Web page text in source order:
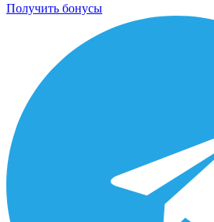
Получить бонусы